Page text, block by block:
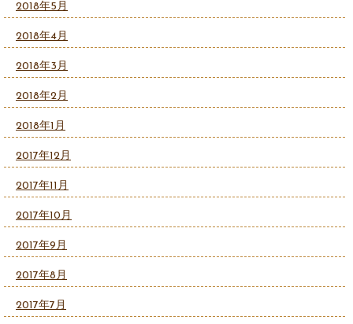
2018年5月
2018年4月
2018年3月
2018年2月
2018年1月
2017年12月
2017年11月
2017年10月
2017年9月
2017年8月
2017年7月